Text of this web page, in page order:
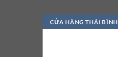
Bỏ
qua
CỬA HÀNG THÁI BÌNH